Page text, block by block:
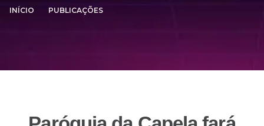
INÍCIO PUBLICAÇÕES